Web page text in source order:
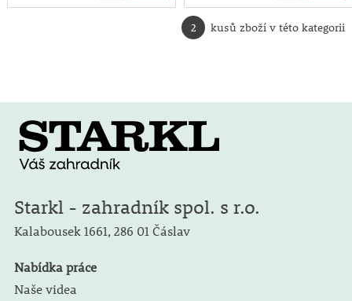
2 kusů zboží v této kategorii
Starkl - zahradník spol. s r.o.
Kalabousek 1661, 286 01 Čáslav
Nabídka práce
Naše videa